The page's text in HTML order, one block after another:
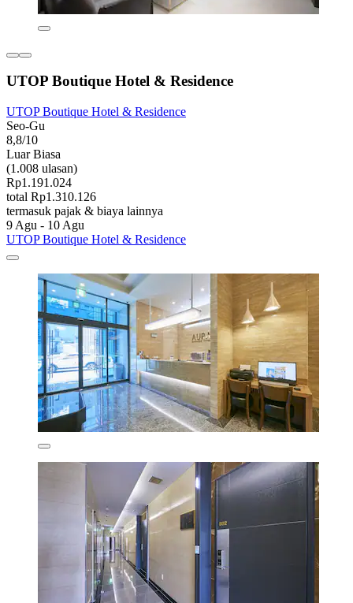
UTOP Boutique Hotel & Residence
UTOP Boutique Hotel & Residence
Seo-Gu
8,8/10
Luar Biasa
(1.008 ulasan)
Rp1.191.024
total Rp1.310.126
termasuk pajak & biaya lainnya
9 Agu - 10 Agu
UTOP Boutique Hotel & Residence